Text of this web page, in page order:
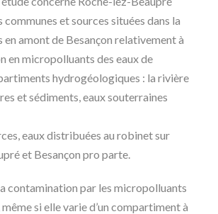
communes et sources situées dans la
en amont de Besançon relativement à
en micropolluants des eaux de
hydrogéologiques : la rivière
et sédiments, eaux souterraines
eaux distribuées au robinet sur
et Besançon pro parte.
contamination par les micropolluants
si elle varie d’un compartiment à